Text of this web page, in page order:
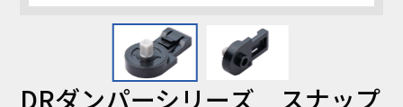
DRダンパーシリーズ スナップ